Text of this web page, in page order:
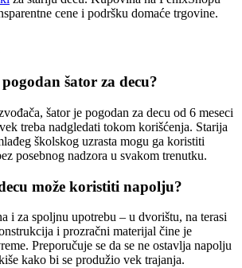
cene i podršku domaće trgovine.
šator za decu?
šator je pogodan za decu od 6 meseci
treba nadgledati tokom korišćenja. Starija
školskog uzrasta mogu ga koristiti
posebnog nadzora u svakom trenutku.
može koristiti napolju?
i za spoljnu upotrebu – u dvorištu, na terasi
i prozračni materijal čine je
Preporučuje se da se ne ostavlja napolju
kako bi se produžio vek trajanja.